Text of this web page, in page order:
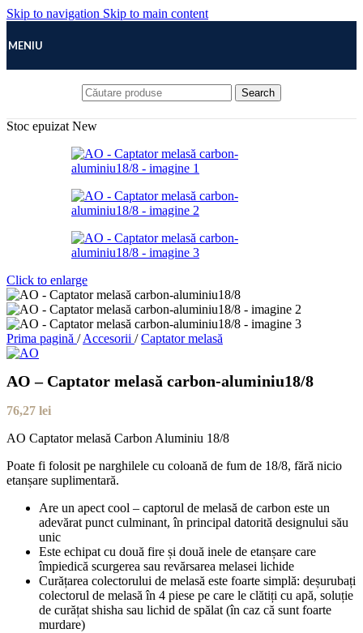
Skip to navigation Skip to main content
MENIU
Search
Stoc epuizat New
Click to enlarge
Prima pagină / Accesorii / Captator melasă
AO – Captator melasă carbon-aluminiu18/8
76,27 lei
AO Captator melasă Carbon Aluminiu 18/8
Poate fi folosit pe narghilele cu coloană de fum de 18/8, fără nicio
etanșare suplimentară.
Are un apect cool – captorul de melasă de carbon este un
adevărat punct culminant, în principal datorită designului său
unic
Este echipat cu două fire și două inele de etanșare care
împiedică scurgerea sau revărsarea melasei lichide
Curățarea colectorului de melasă este foarte simplă: deșurubați
colectorul de melasă în 4 piese pe care le clătiți cu apă, soluție
de curățat shisha sau lichid de spălat (în caz că sunt foarte
murdare)